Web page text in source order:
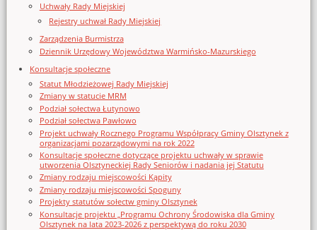
Uchwały Rady Miejskiej
Rejestry uchwał Rady Miejskiej
Zarządzenia Burmistrza
Dziennik Urzędowy Województwa Warmińsko-Mazurskiego
Konsultacje społeczne
Statut Młodzieżowej Rady Miejskiej
Zmiany w statucie MRM
Podział sołectwa Łutynowo
Podział sołectwa Pawłowo
Projekt uchwały Rocznego Programu Współpracy Gminy Olsztynek z
organizacjami pozarządowymi na rok 2022
Konsultacje społeczne dotyczące projektu uchwały w sprawie
utworzenia Olsztyneckiej Rady Seniorów i nadania jej Statutu
Zmiany rodzaju miejscowości Kąpity
Zmiany rodzaju miejscowości Spoguny
Projekty statutów sołectw gminy Olsztynek
Konsultacje projektu „Programu Ochrony Środowiska dla Gminy
Olsztynek na lata 2023-2026 z perspektywą do roku 2030